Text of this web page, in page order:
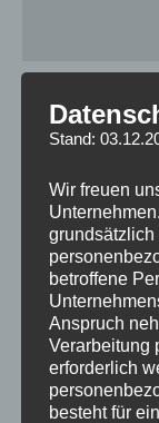
Breite
Design
Durchmesser
ET
Fertigung
Hersteller
Lochkreis
Stand:
Wir freuen
betroffene
Anspruch
Verarbeitung
erforderlich
besteht für